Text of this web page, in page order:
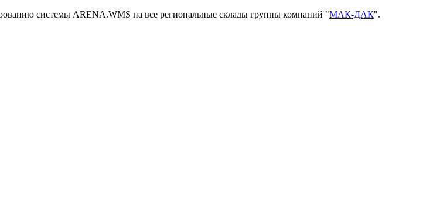
системы ARENA.WMS на все региональные склады группы компаний "МАК-ДАК".